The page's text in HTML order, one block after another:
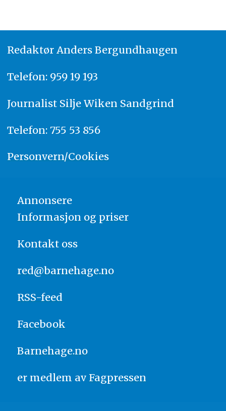
Redaktør Anders Bergundhaugen
Telefon: 959 19 193
Journalist Silje Wiken Sandgrind
Telefon: 755 53 856
Personvern/Cookies
Annonsere
Informasjon og priser
Kontakt oss
red@barnehage.no
RSS-feed
Facebook
Barnehage.no
er medlem av Fagpressen